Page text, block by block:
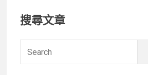
Primary
Sidebar
搜尋文章